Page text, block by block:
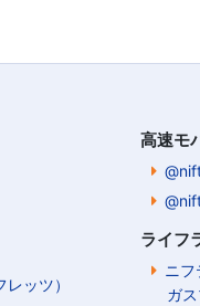
ッツ）
高速モ
ライフ
ニフ
ガ